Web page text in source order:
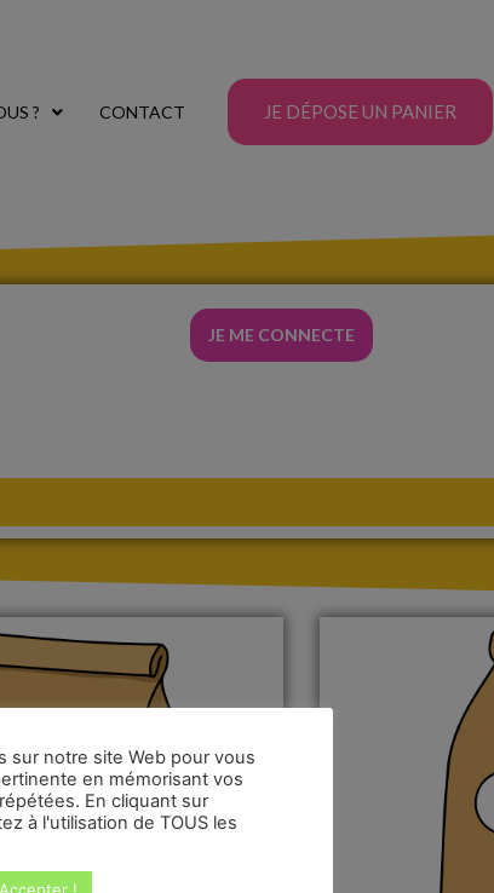
? CONTACT JE DÉPOSE UN PANIER
JE ME CONNECTE
sur notre site Web pour vous
en mémorisant vos
En cliquant sur
à l'utilisation de TOUS les
Accepter !